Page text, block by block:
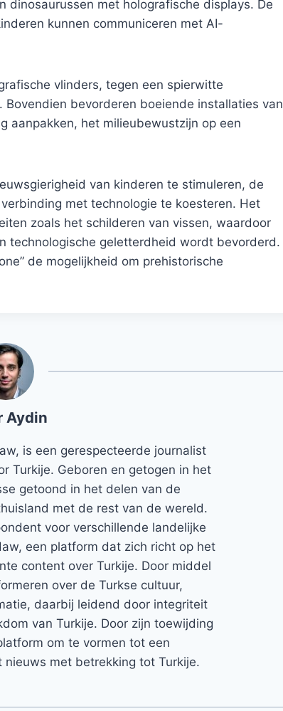
met holografische displays. De
kunnen communiceren met AI-
vlinders, tegen een spierwitte
bevorderen boeiende installaties van
aanpakken, het milieubewustzijn op een
van kinderen te stimuleren, de
met technologie te koesteren. Het
zoals het schilderen van vissen, waardoor
technologische geletterdheid wordt bevorderd.
de mogelijkheid om prehistorische
Aydin
is een gerespecteerde journalist
Turkije. Geboren en getogen in het
getoond in het delen van de
met de rest van de wereld.
voor verschillende landelijke
een platform dat zich richt op het
content over Turkije. Door middel
over de Turkse cultuur,
daarbij leidend door integriteit
van Turkije. Door zijn toewijding
om te vormen tot een
met betrekking tot Turkije.